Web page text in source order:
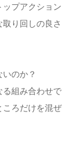
プアクション
り回しの良さ
のか？
る組み合わせで
ころだけを混ぜ